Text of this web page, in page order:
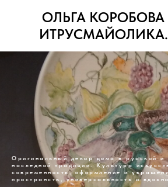
ОЛЬГА КОРОБОВА
ИТРУСМАЙОЛИКА.
Оригинальный декор дома в русской и
наследной традиции. Культура
современность, оформление и
пространств, универсальность и